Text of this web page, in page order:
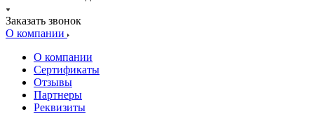
Заказать звонок
О компании
О компании
Сертификаты
Отзывы
Партнеры
Реквизиты